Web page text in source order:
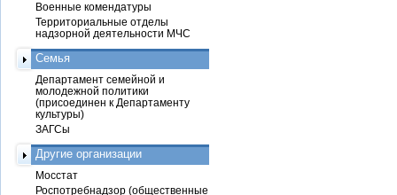
Военные комендатуры
Территориальные отделы
надзорной деятельности МЧС
Семья
Департамент семейной и
молодежной политики
(присоединен к Департаменту
культуры)
ЗАГСы
Другие организации
Мосстат
Роспотребнадзор (общественные